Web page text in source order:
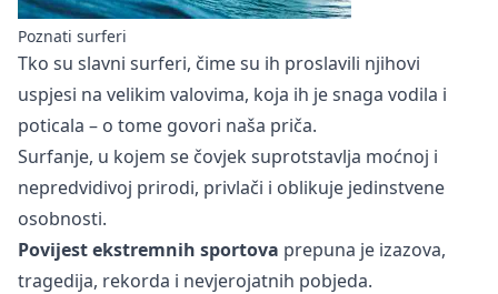
Poznati surferi
Tko su slavni surferi, čime su ih proslavili njihovi
uspjesi na velikim valovima, koja ih je snaga vodila i
poticala – o tome govori naša priča.
Surfanje, u kojem se čovjek suprotstavlja moćnoj i
nepredvidivoj prirodi, privlači i oblikuje jedinstvene
osobnosti.
Povijest ekstremnih sportova prepuna je izazova,
tragedija, rekorda i nevjerojatnih pobjeda.